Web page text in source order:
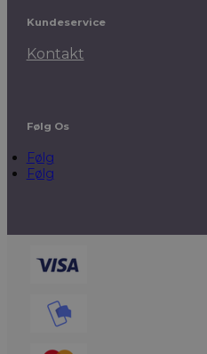
Kundeservice
Kontakt
Følg Os
Følg
Følg